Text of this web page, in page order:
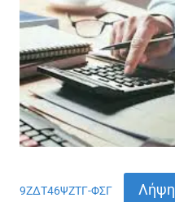
9ΖΔΤ46ΨΖΤΓ-ΦΣΓ Λήψη